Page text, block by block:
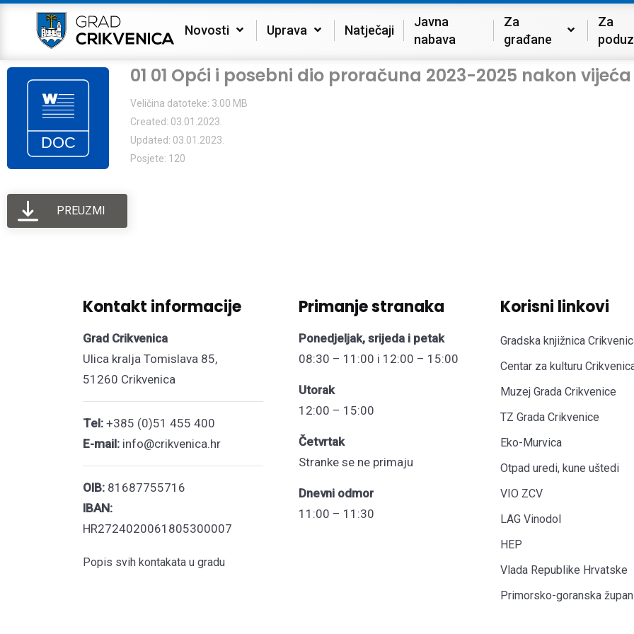
Novosti Uprava Natječaji
Javna
nabava
Za
građane
Za
01 01 Opći i posebni dio proračuna 2023-2025 nakon vijeća
Veličina datoteke: 3.00 MB
Created: 03.01.2023.
Updated: 03.01.2023.
Posjete: 120
PREUZMI
Kontakt informacije
Grad Crikvenica
Ulica kralja Tomislava 85,
51260 Crikvenica
Tel: +385 (0)51 455 400
E-mail: info@crikvenica.hr
OIB: 81687755716
IBAN:
HR2724020061805300007
Popis svih kontakata u gradu
Primanje stranaka
Ponedjeljak, srijeda i petak
08:30 – 11:00 i 12:00 – 15:00
Utorak
12:00 – 15:00
Četvrtak
Stranke se ne primaju
Dnevni odmor
11:00 – 11:30
Korisni linkovi
Gradska knjižnica
Centar za kulturu
Muzej Grada Crikvenice
TZ Grada Crikvenice
Eko-Murvica
Otpad uredi, kune uštedi
VIO ZCV
LAG Vinodol
HEP
Vlada Republike Hrvatske
Primorsko-goranska